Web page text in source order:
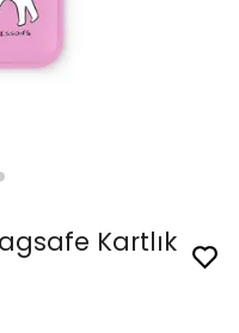
Kartlık